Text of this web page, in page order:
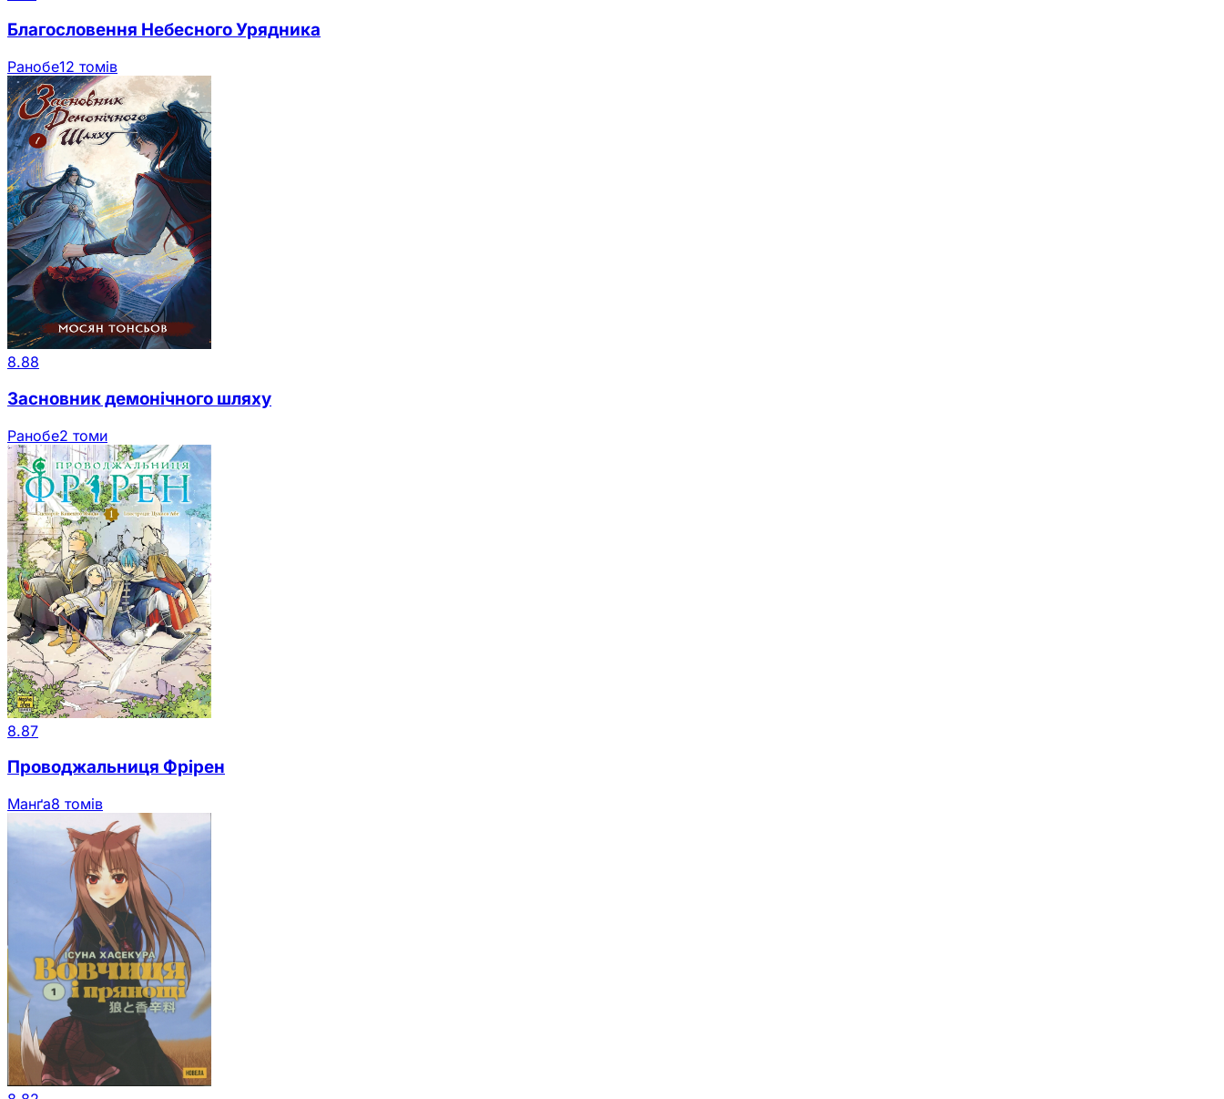
Благословення Небесного Урядника
Ранобе12 томів
8.88
Засновник демонічного шляху
Ранобе2 томи
8.87
Проводжальниця Фрірен
Манґа8 томів